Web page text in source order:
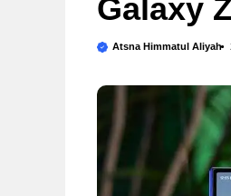
Galaxy
Atsna Himmatul Aliyah